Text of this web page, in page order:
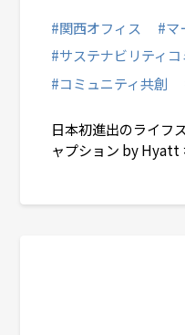
日本初進出のライフ
ャプション by Hyatt
#関西オフィス
#マ
#サステナビリティ
#コミュニティ共創